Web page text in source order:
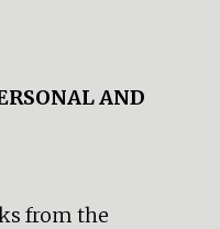
AND
from the